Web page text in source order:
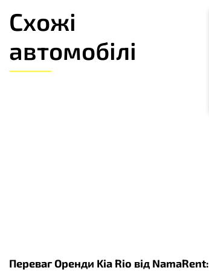
Схожі
автомобілі
Переваг Оренди Kia Rio від NamaRent: